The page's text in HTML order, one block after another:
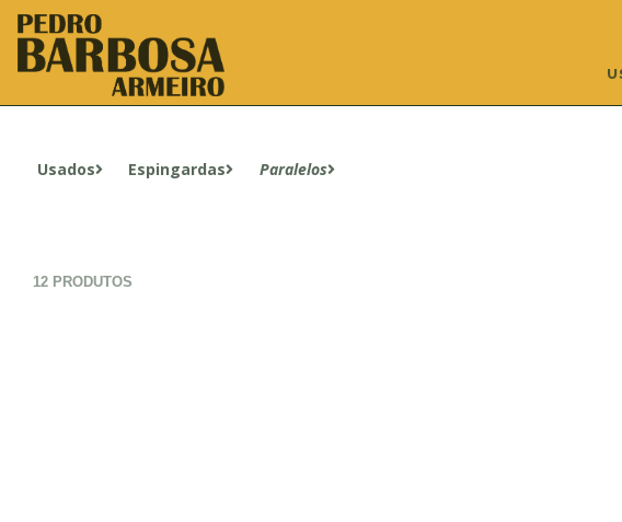
Usados Espingardas Paralelos
12 PRODUTOS